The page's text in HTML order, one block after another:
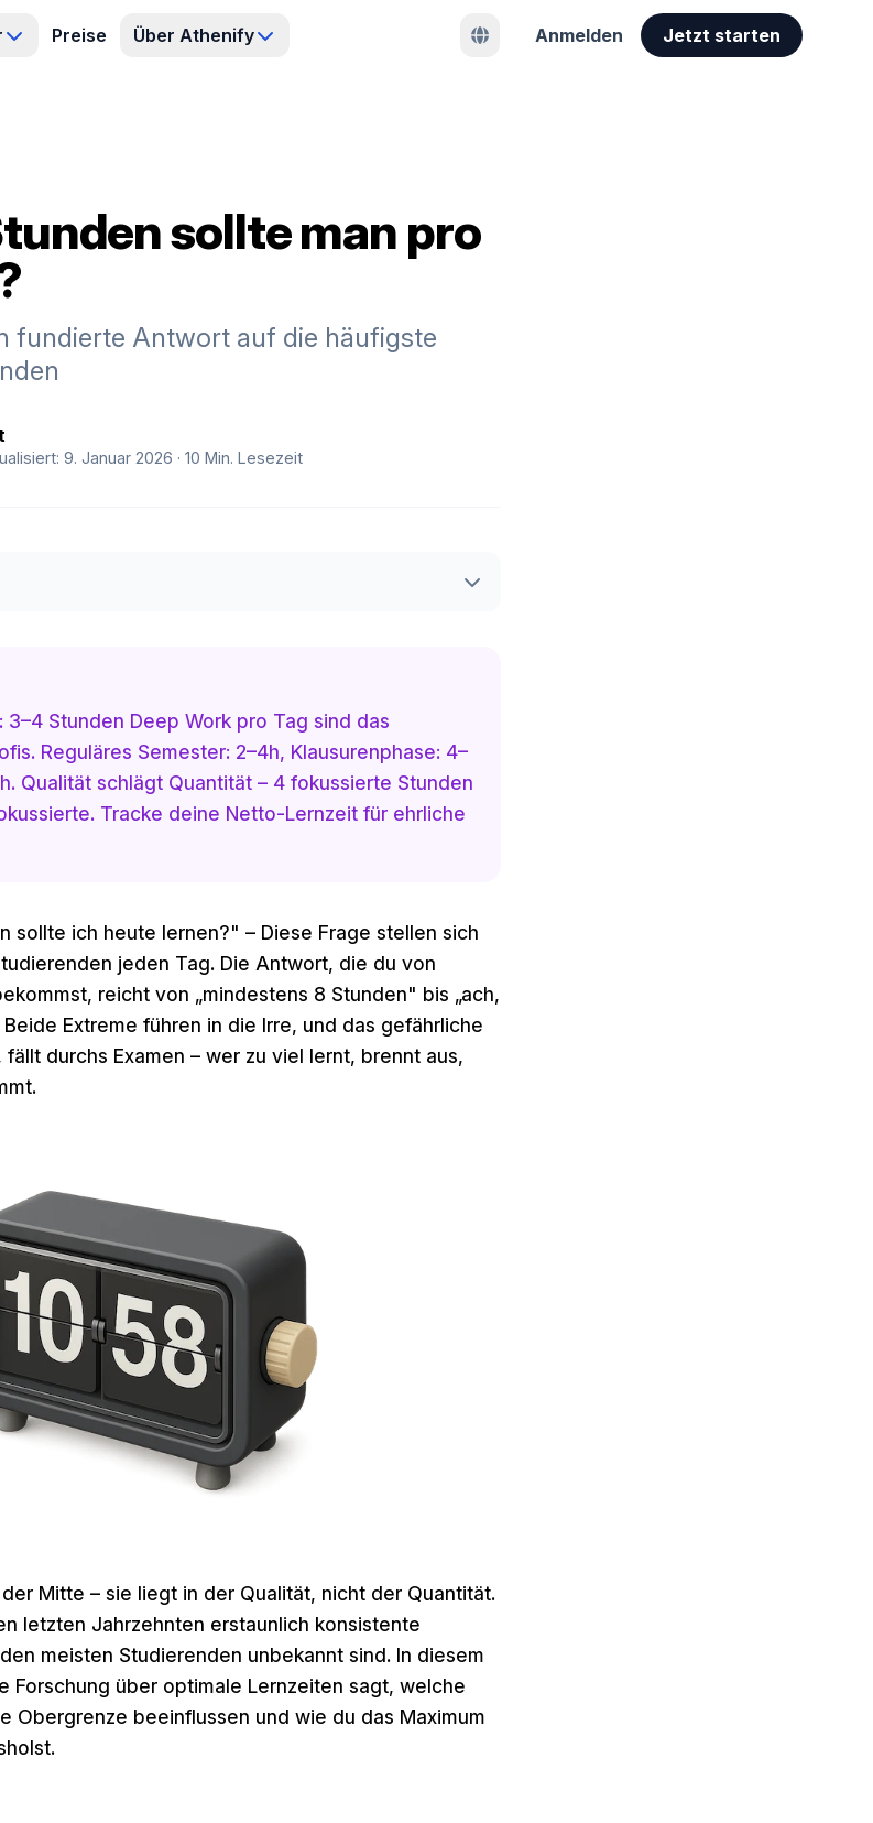
Preise Über Athenify Anmelden Jetzt starten
sollte man pro
fundierte Antwort auf die häufigste
9. Januar 2026 · 10 Min. Lesezeit
3–4 Stunden Deep Work pro Tag sind das
Reguläres Semester: 2–4h, Klausurenphase: 4–
Qualität schlägt Quantität – 4 fokussierte Stunden
Tracke deine Netto-Lernzeit für ehrliche
sollte ich heute lernen?" – Diese Frage stellen sich
jeden Tag. Die Antwort, die du von
reicht von „mindestens 8 Stunden" bis „ach,
Extreme führen in die Irre, und das gefährliche
durchs Examen – wer zu viel lernt, brennt aus,
Mitte – sie liegt in der Qualität, nicht der Quantität.
letzten Jahrzehnten erstaunlich konsistente
meisten Studierenden unbekannt sind. In diesem
Forschung über optimale Lernzeiten sagt, welche
Obergrenze beeinflussen und wie du das Maximum